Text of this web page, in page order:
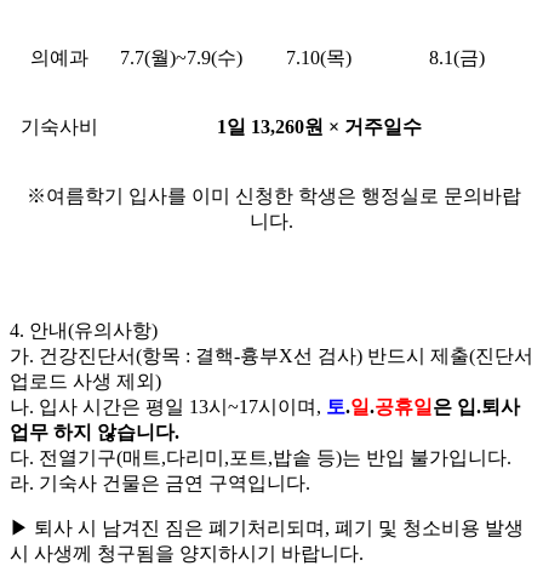
의예과 7.7(월)~7.9(수) 7.10(목) 8.1(금)
기숙사비 1일 13,260원 × 거주일수
※여름학기 입사를 이미 신청한 학생은 행정실로 문의바랍
니다.
4. 안내(유의사항)
가. 건강진단서(항목 : 결핵-흉부X선 검사) 반드시 제출(진단서
업로드 사생 제외)
나. 입사 시간은 평일 13시~17시이며, 토.일.공휴일 은 입.퇴사
업무 하지 않습니다.
다. 전열기구(매트,다리미,포트,밥솥 등)는 반입 불가입니다.
라. 기숙사 건물은 금연 구역입니다.
▶ 퇴사 시 남겨진 짐은 폐기처리되며, 폐기 및 청소비용 발생
시 사생께 청구됨을 양지하시기 바랍니다.